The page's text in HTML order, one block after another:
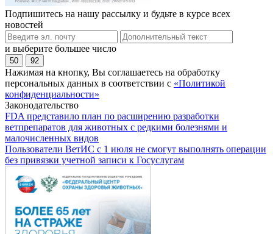
Подпишитесь на нашу рассылку и будьте в курсе всех
новостей
и выберите большее число
50 92
Нажимая на кнопку, Вы соглашаетесь на обработку
персональных данных в соответствии с «Политикой
конфиденциальности»
Законодательство
FDA представило план по расширению разработки
ветпрепаратов для животных с редкими болезнями и
малочисленных видов
Пользователи ВетИС с 1 июля не смогут выполнять операции
без привязки учетной записи к Госуслугам